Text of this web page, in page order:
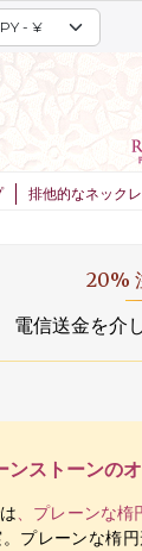
排他的なネック
20%
電信送金を介
ンストーンの
、プレーンな楕
プレーンな楕